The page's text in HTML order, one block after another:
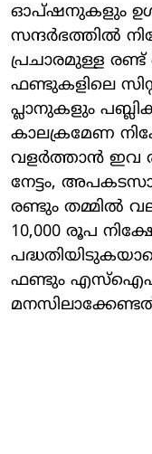
ഓപ്ഷനുകളും
സന്ദർഭത്തിൽ
പ്രചാരമുള്ള
ഫണ്ടുകളിലെ
പ്ലാനുകളും
കാലക്രമേണ
വളർത്താൻ ഇവ
നേട്ടം,
രണ്ടും തമ്മിൽ
10,000 രൂപ
ഫണ്ടും